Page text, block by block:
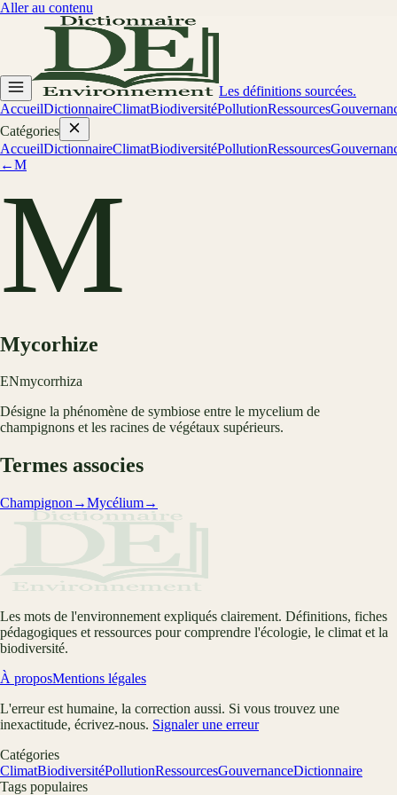
Aller au contenu
Les définitions sourcées.
AccueilDictionnaireClimatBiodiversitéPollutionRessources
Catégories
AccueilDictionnaireClimatBiodiversitéPollutionRessources
←M
M
Mycorhize
ENmycorrhiza
Désigne la phénomène de symbiose entre le mycelium de
champignons et les racines de végétaux supérieurs.
Termes associes
Champignon →Mycélium→
Les mots de l'environnement expliqués clairement. Définitions, fiches
pédagogiques et ressources pour comprendre l'écologie, le climat et la
biodiversité.
À proposMentions légales
L'erreur est humaine, la correction aussi. Si vous trouvez une
inexactitude, écrivez-nous. Signaler une erreur
Catégories
ClimatBiodiversitéPollutionRessourcesGouvernanceDictionnaire
Tags populaires